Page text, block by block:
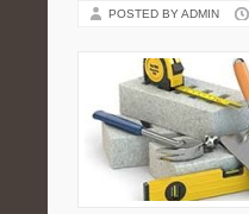
POSTED BY ADMIN